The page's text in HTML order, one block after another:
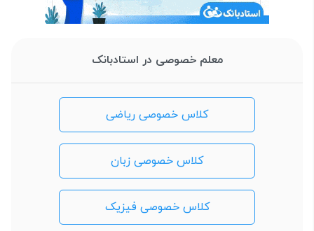
معلم خصوصی در استادبانک
کلاس خصوصی ریاضی
کلاس خصوصی زبان
کلاس خصوصی فیزیک